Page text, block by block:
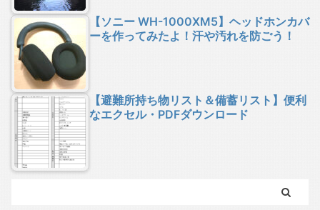
【ソニー WH-1000XM5】ヘッドホンカバ
ーを作ってみたよ！汗や汚れを防ごう！
【避難所持ち物リスト＆備蓄リスト】便利
なエクセル・PDFダウンロード